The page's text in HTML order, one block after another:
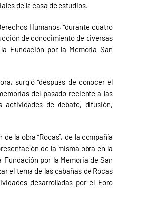
de la casa de estudios.
Humanos, “durante cuatro
de conocimiento de diversas
Fundación por la Memoria San
surgió “después de conocer el
del pasado reciente a las
actividades de debate, difusión,
la obra “Rocas”, de la compañía
de la misma obra en la
por la Memoria de San
el tema de las cabañas de Rocas
desarrolladas por el Foro